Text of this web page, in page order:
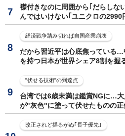
襟付きなのに周囲から｢だらしな
んではいけない｢ユニクロの2990
経済戦争踏み切れば自国産業崩壊
だから習近平は心底焦っている
を持つ日本が世界シェア8割を握
"伏せる技術"の到達点
台湾では6歳未満は鑑賞NGに…
が"灰色"に塗って伏せたものの正
改正されど揺るがぬ｢長子優先｣